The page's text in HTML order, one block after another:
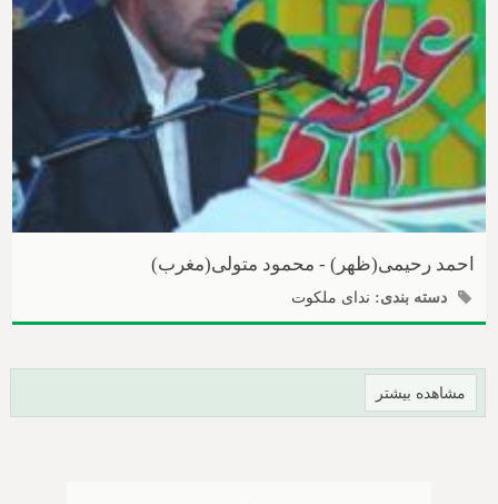
احمد رحیمی(ظهر) - محمود متولی(مغرب)
دسته بندی: ندای ملکوت
مشاهده بیشتر